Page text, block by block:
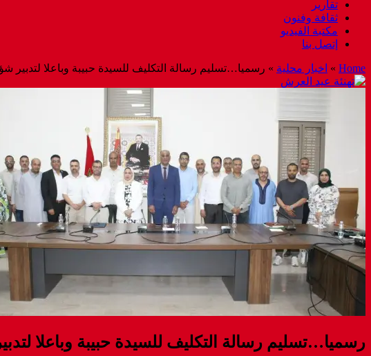
تقارير
ثقافة وفنون
مكتبة الفيديو
إتصل بنا
Home
» اخبار محلية » رسميا…تسليم رسالة التكليف للسيدة حبيبة وباعلا لتدبير
رسميا…تسليم رسالة التكليف للسيدة حبيبة وباعلا